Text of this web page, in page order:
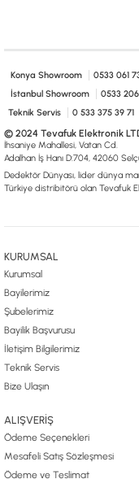
Konya Showroom 0533 061
İstanbul Showroom
0533
Teknik Servis
0 533 375 39 71
© 2024 Tevafuk Elektronik
İhsaniye Mahallesi, Vatan Cd.
Adalhan İş Hanı D:704, 42060
Dedektör Dünyası, lider dünya
Türkiye distribitörü olan Tevafuk
KURUMSAL
Kurumsal
Bayilerimiz
Şubelerimiz
Bayilik Başvurusu
İletişim Bilgilerimiz
Teknik Servis
Bize Ulaşın
ALIŞVERİŞ
Ödeme Seçenekleri
Mesafeli Satış Sözleşmesi
Ödeme ve Teslimat